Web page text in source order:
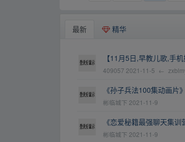
最新 精华
【11月5日,早教儿歌,手
409057 2021-11-5 ←
《孙子兵法100集动画片》
彬临城下 2021-11-9
《恋爱秘籍最强聊天集训
彬临城下 2021-11-9